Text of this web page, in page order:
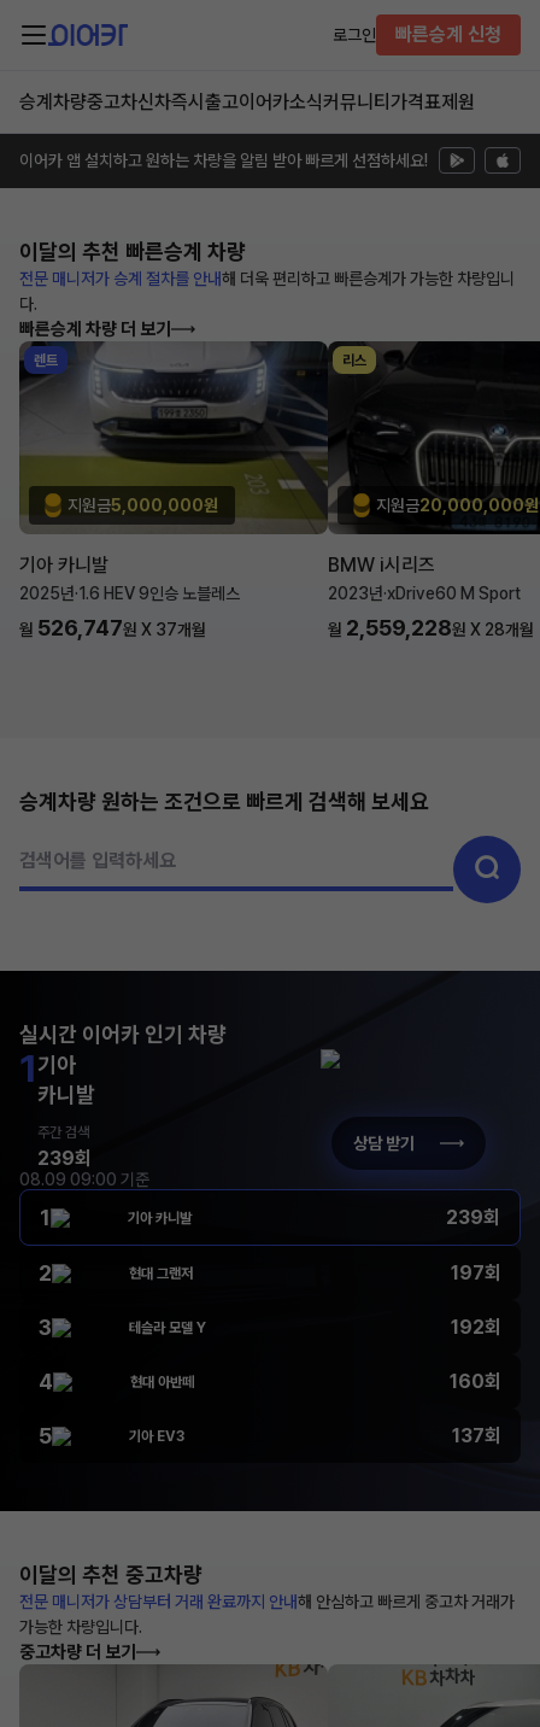
로그인 빠른승계 신청
승계차량중고차신차즉시출고이어카소식커뮤니티 가격표제원
이어카 앱 설치하고 원하는 차량을 알림 받아 빠르게 선점하세요!
이달의 추천 빠른승계 차량
전문 매니저가 승계 절차를 안내해 더욱 편리하고 빠른승계가 가능한 차량입니
다.
빠른승계 차량 더 보기
렌트
지원금5,000,000원
기아 카니발
2025년·1.6 HEV 9인승 노블레스
월 526,747원 X 37개월
리스
지원금20,000,000원
BMW i시리즈
2023년·xDrive60 M Sport
월 2,559,228원 X 28개월
승계차량 원하는 조건으로 빠르게 검색해 보세요
검색어를 입력하세요
실시간 이어카 인기 차량
1기아
카니발
주간 검색
239회
상담 받기
08.09 09:00 기준
1 기아 카니발 239회
2 현대 그랜저 197회
3 테슬라 모델 Y 192회
4 현대 아반떼 160회
5 기아 EV3 137회
이달의 추천 중고차량
전문 매니저가 상담부터 거래 완료까지 안내해 안심하고 빠르게 중고차 거래가
가능한 차량입니다.
중고차량 더 보기